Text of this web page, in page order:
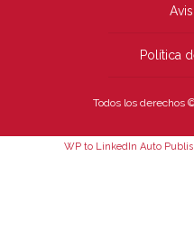
Política
Todos los derechos
WP to LinkedIn Auto